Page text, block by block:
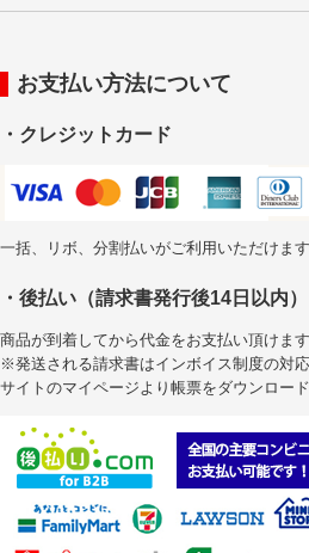
お支払い方法について
・クレジットカード
一括、リボ、分割払いがご利用いただけます
・後払い（請求書発行後14日以内）
商品が到着してから代金をお支払い頂けます
※発送される請求書はインボイス制度の対
サイトのマイページより帳票をダウンロード